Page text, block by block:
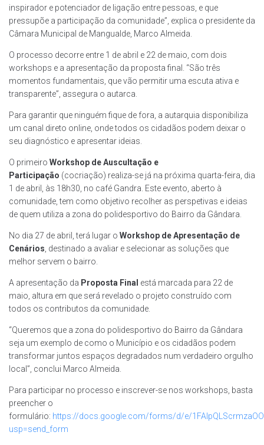
inspirador e potenciador de ligação entre pessoas, e que
pressupõe a participação da comunidade”, explica o presidente da
Câmara Municipal de Mangualde, Marco Almeida.
O processo decorre entre 1 de abril e 22 de maio, com dois
workshops e a apresentação da proposta final. “São três
momentos fundamentais, que vão permitir uma escuta ativa e
transparente”, assegura o autarca.
Para garantir que ninguém fique de fora, a autarquia disponibiliza
um canal direto online, onde todos os cidadãos podem deixar o
seu diagnóstico e apresentar ideias.
O primeiro Workshop de Auscultação e
Participação (cocriação) realiza-se já na próxima quarta-feira, dia
1 de abril, às 18h30, no café Gandra. Este evento, aberto à
comunidade, tem como objetivo recolher as perspetivas e ideias
de quem utiliza a zona do polidesportivo do Bairro da Gândara.
No dia 27 de abril, terá lugar o Workshop de Apresentação de
Cenários , destinado a avaliar e selecionar as soluções que
melhor servem o bairro.
A apresentação da Proposta Final está marcada para 22 de
maio, altura em que será revelado o projeto construído com
todos os contributos da comunidade.
“Queremos que a zona do polidesportivo do Bairro da Gândara
seja um exemplo de como o Município e os cidadãos podem
transformar juntos espaços degradados num verdadeiro orgulho
local”, conclui Marco Almeida.
Para participar no processo e inscrever-se nos workshops, basta
preencher o
formulário: https://docs.google.com/forms/d/e/
usp=send_form